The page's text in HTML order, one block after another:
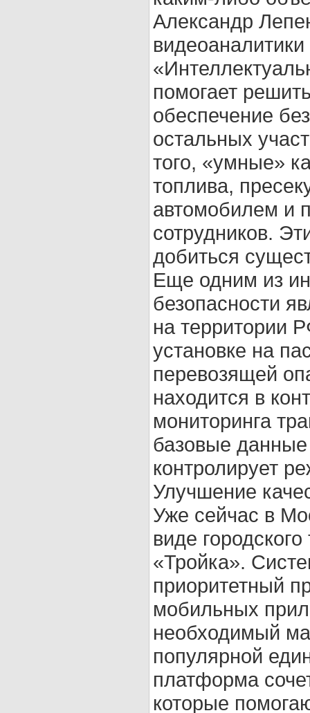
Александр
помогает
обеспечение
остальных
того, «умные»
топлива,
автомобилем и
сотрудников.
добиться
Еще одним из
безопасности
на территории
установке на
перевозящей
находится в
мониторинга
базовые
контролирует
Улучшение
Уже сейчас в
виде
«Тройка».
приоритетный
мобильных
необходимый
популярной
платформа
которые